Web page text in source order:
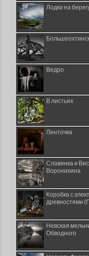
Лодки на
Ведро
В листьях
Ленточка
Славянка и
Воронихина
Коробка с
древностями
Невская
Обводного